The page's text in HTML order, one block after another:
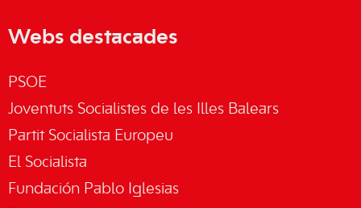
Webs destacades
PSOE
Joventuts Socialistes de les Illes Balears
Partit Socialista Europeu
El Socialista
Fundación Pablo Iglesias